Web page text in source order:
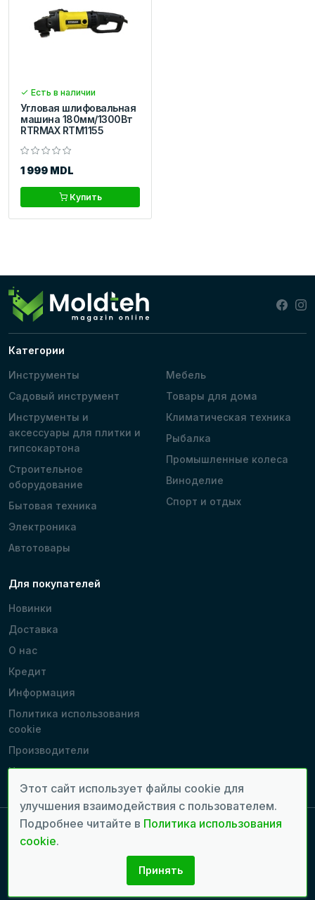
Есть в наличии
Угловая шлифовальная
машина 180мм/1300Вт
RTRMAX RTM1155
1 999 MDL
Купить
Категории
Инструменты
Садовый инструмент
Инструменты и
аксессуары для плитки и
гипсокартона
Строительное
оборудование
Бытовая техника
Электроника
Автотовары
Мебель
Товары для дома
Климатическая техника
Рыбалка
Промышленные колеса
Виноделие
Спорт и отдых
Для покупателей
Новинки
Доставка
О нас
Кредит
Информация
Политика использования
cookie
Производители
Наши магазины
Copyright 2022 - 2026 © Все права защищены. | Время генерации
Разработка сайтов:
Этот сайт использует файлы cookie для
улучшения взаимодействия с пользователем.
Подробнее читайте в Политика использования
cookie.
Принять